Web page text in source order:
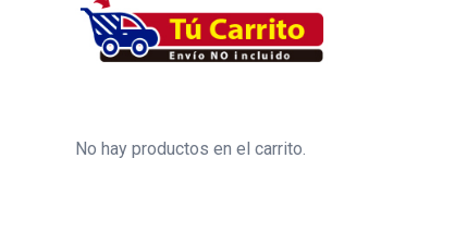
No hay productos en el carrito.